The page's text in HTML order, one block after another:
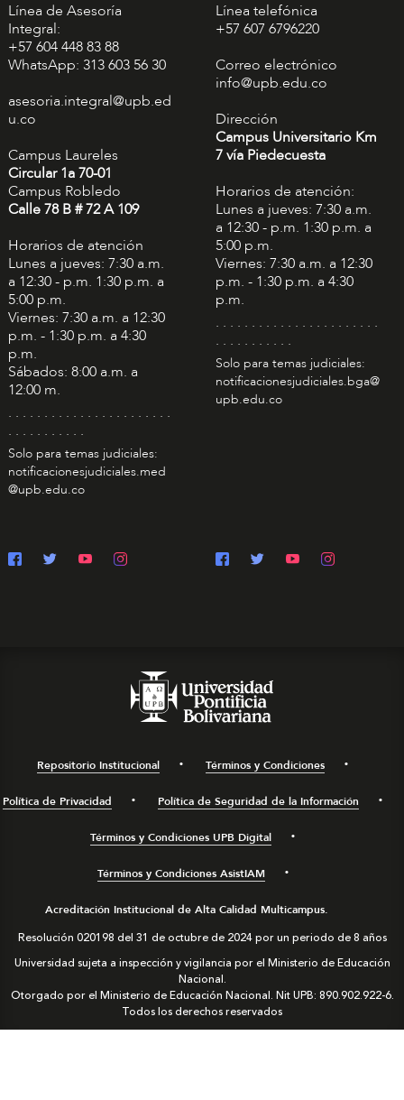
Línea de Asesoría
Integral:
+57 604 448 83 88
WhatsApp: 313 603 56 30
asesoria.integral@upb.ed
u.co
Campus Laureles
Circular 1a 70-01
Campus Robledo
Calle 78 B # 72 A 109
Horarios de atención
Lunes a jueves: 7:30 a.m.
a 12:30 - p.m. 1:30 p.m. a
5:00 p.m.
Viernes: 7:30 a.m. a 12:30
p.m. - 1:30 p.m. a 4:30
p.m.
Sábados: 8:00 a.m. a
12:00 m.
. . . . . . . . . . . . . . . . . . . . . . .
. . . . . . . . . . .
Solo para temas judiciales:
notificacionesjudiciales.med
@upb.edu.co
Línea telefónica
+57 607 6796220
Correo electrónico
info@upb.edu.co
Dirección
Campus Universitario Km
7 vía Piedecuesta
Horarios de atención:
Lunes a jueves: 7:30 a.m.
a 12:30 - p.m. 1:30 p.m. a
5:00 p.m.
Viernes: 7:30 a.m. a 12:30
p.m. - 1:30 p.m. a 4:30
p.m.
. . . . . . . . . . . . . . . . . . . . . . .
. . . . . . . . . . .
Solo para temas judiciales:
notificacionesjudiciales.bga@
upb.edu.co
Repositorio Institucional Términos y Condiciones
Política de Privacidad Política de Seguridad de la Información
Términos y Condiciones UPB Digital
Términos y Condiciones AsistIAM
Acreditación Institucional de Alta Calidad Multicampus.
Resolución 020198 del 31 de octubre de 2024 por un periodo de 8 años
Universidad sujeta a inspección y vigilancia por el Ministerio de Educación
Nacional.
Otorgado por el Ministerio de Educación Nacional. Nit UPB: 890.902.922-6.
Todos los derechos reservados